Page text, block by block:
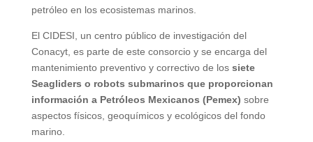
petróleo en los ecosistemas marinos.
El CIDESI, un centro público de investigación del
Conacyt, es parte de este consorcio y se encarga del
mantenimiento preventivo y correctivo de los siete
Seagliders o robots submarinos que proporcionan
información a Petróleos Mexicanos (Pemex) sobre
aspectos físicos, geoquímicos y ecológicos del fondo
marino.